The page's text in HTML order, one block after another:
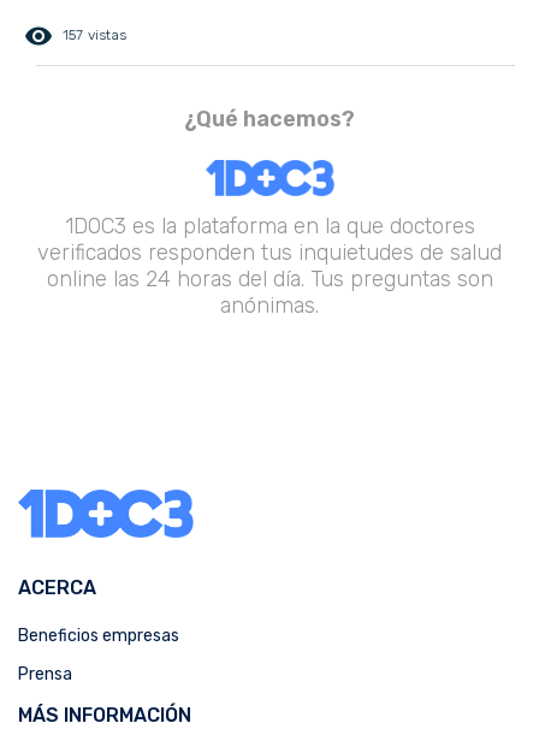
remove_red_eye 157 vistas
¿Qué hacemos?
1DOC3 es la plataforma en la que doctores
verificados responden tus inquietudes de salud
online las 24 horas del día. Tus preguntas son
anónimas.
ACERCA
Beneficios empresas
Prensa
MÁS INFORMACIÓN